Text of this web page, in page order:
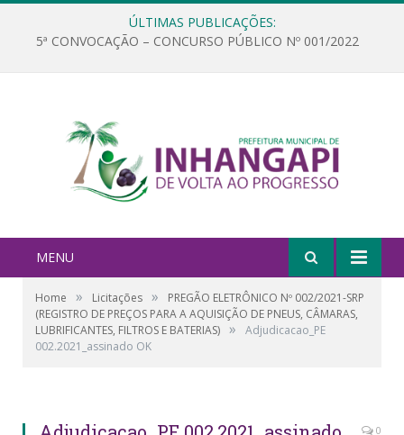
ÚLTIMAS PUBLICAÇÕES:
5ª CONVOCAÇÃO – CONCURSO PÚBLICO Nº 001/2022
MENU
Home » Licitações »
PREGÃO ELETRÔNICO Nº 002/2021-SRP
(REGISTRO DE PREÇOS PARA A AQUISIÇÃO DE PNEUS, CÂMARAS,
LUBRIFICANTES, FILTROS E BATERIAS) »
Adjudicacao_PE
002.2021_assinado OK
0